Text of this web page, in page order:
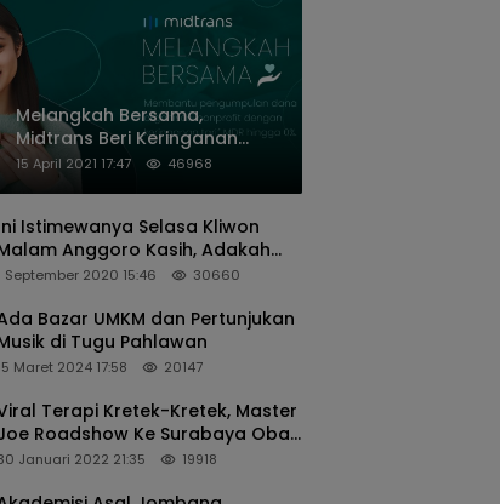
Melangkah Bersama,
Midtrans Beri Keringanan
Biaya Transaksi ke Organisasi
15 April 2021 17:47 46968
Istimewanya Selasa Kliwon
Anggoro Kasih, Adakah
dengan Keputusan
September 2020 15:46 30660
Bazar UMKM dan Pertunjukan
di Tugu Pahlawan
Maret 2024 17:58 20147
Terapi Kretek-Kretek, Master
Roadshow Ke Surabaya Obati
Sekaligus Edukasi
Januari 2022 21:35 19918